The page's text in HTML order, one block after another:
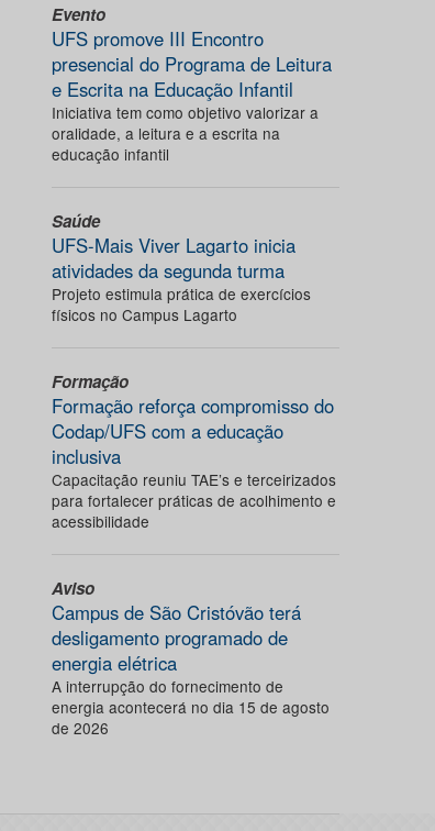
Evento
UFS promove III Encontro
presencial do Programa de Leitura
e Escrita na Educação Infantil
Iniciativa tem como objetivo valorizar a
oralidade, a leitura e a escrita na
educação infantil
Saúde
UFS-Mais Viver Lagarto inicia
atividades da segunda turma
Projeto estimula prática de exercícios
físicos no Campus Lagarto
Formação
Formação reforça compromisso do
Codap/UFS com a educação
inclusiva
Capacitação reuniu TAE’s e terceirizados
para fortalecer práticas de acolhimento e
acessibilidade
Aviso
Campus de São Cristóvão terá
desligamento programado de
energia elétrica
A interrupção do fornecimento de
energia acontecerá no dia 15 de agosto
de 2026